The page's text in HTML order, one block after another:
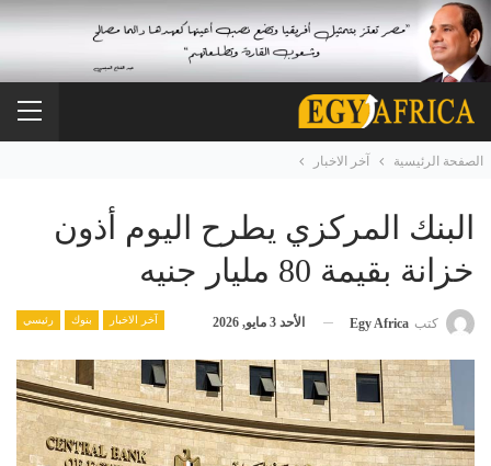
الصفحة الرئيسية آخر الاخبار
البنك المركزي يطرح اليوم أذون
خزانة بقيمة 80 مليار جنيه
آخر الاخبار بنوك رئيسي كتب Egy Africa الأحد 3 مايو, 2026